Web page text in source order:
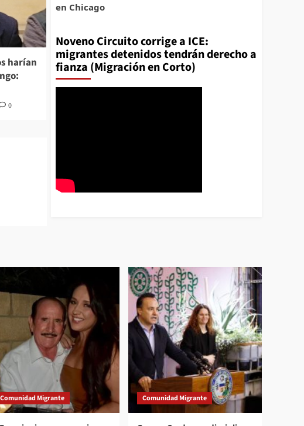
harían
0
en Chicago
Noveno Circuito corrige a ICE:
migrantes detenidos tendrán derecho a
fianza (Migración en Corto)
Comunidad Migrante Comunidad Migrante